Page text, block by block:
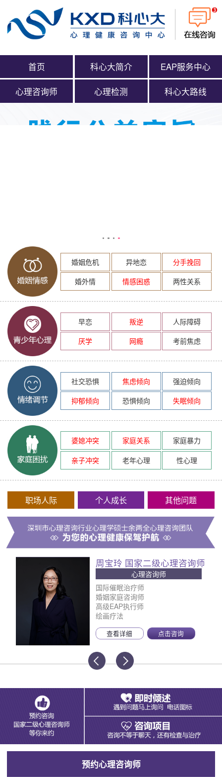
首页 科心大简介 EAP服务中心
心理咨询师 心理检测 科心大路线
婚姻危机 异地恋
分手挽回
婚外情
情感困惑 两性关系
早恋 叛逆
人际障碍
厌学
网瘾 考前焦虑
社交恐惧 焦虑倾向
强迫倾向
抑郁倾向
恐惧倾向 失眠倾向
婆媳冲突 家庭关系
家庭暴力
亲子冲突
老年心理 性心理
职场人际 个人成长 其他问题
周宝玲 国家二级心理咨询师
心理咨询师
国际催眠治疗师
婚姻家庭咨询师
高级EAP执行师
绘画疗法
查看详细 点击咨询
预约心理咨询师